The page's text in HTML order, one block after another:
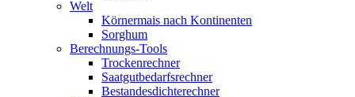
Welt
Körnermais nach Kontinenten
Sorghum
Berechnungs-Tools
Trockenrechner
Saatgutbedarfsrechner
Bestandesdichterechner